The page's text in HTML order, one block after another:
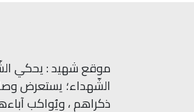
موقع شهيد : يحكي
الشّهداء؛ يستعرض
ذكراهم ، ويُواكب